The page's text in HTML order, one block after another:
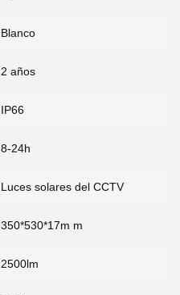
Blanco
2 años
IP66
8-24h
Luces solares del CCTV
350*530*17m m
2500lm